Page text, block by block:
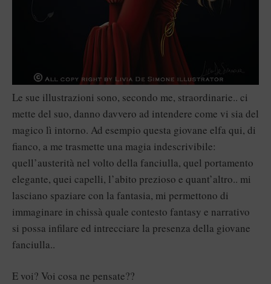
Le sue illustrazioni sono, secondo me, straordinarie.. ci
mette del suo, danno davvero ad intendere come vi sia del
magico lì intorno. Ad esempio questa giovane elfa qui, di
fianco, a me trasmette una magia indescrivibile:
quell’austerità nel volto della fanciulla, quel portamento
elegante, quei capelli, l’abito prezioso e quant’altro.. mi
lasciano spaziare con la fantasia, mi permettono di
immaginare in chissà quale contesto fantasy e narrativo
si possa infilare ed intrecciare la presenza della giovane
fanciulla..
E voi? Voi cosa ne pensate??